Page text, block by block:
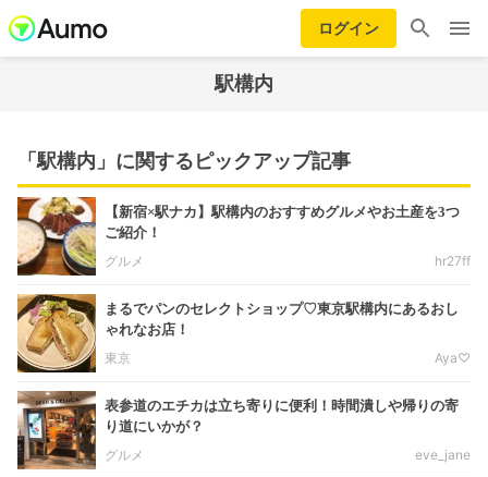
ログイン
駅構内
「駅構内」に関するピックアップ記事
【新宿×駅ナカ】駅構内のおすすめグルメやお土産を3つ
ご紹介！
グルメ
hr27ff
まるでパンのセレクトショップ♡東京駅構内にあるおし
ゃれなお店！
東京
Aya♡
表参道のエチカは立ち寄りに便利！時間潰しや帰りの寄
り道にいかが？
グルメ
eve_jane